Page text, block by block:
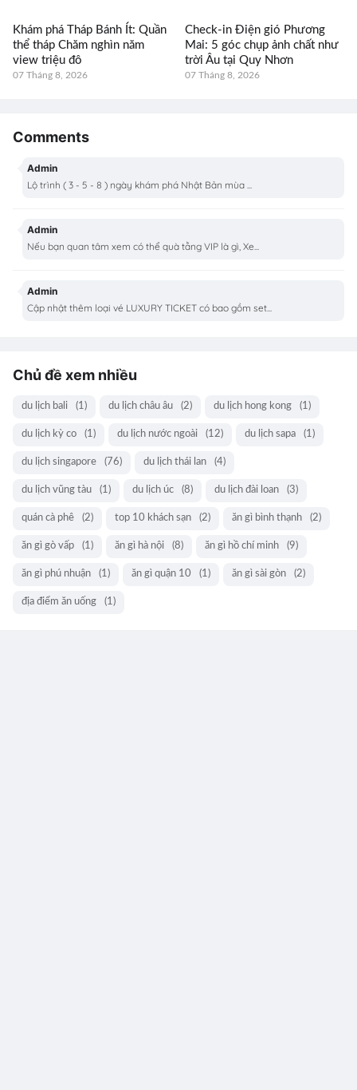
Khám phá Tháp Bánh Ít: Quần
thể tháp Chăm nghìn năm
view triệu đô
07 Tháng 8, 2026
Check-in Điện gió Phương
Mai: 5 góc chụp ảnh chất như
trời Âu tại Quy Nhơn
07 Tháng 8, 2026
Comments
Admin
Lộ trình ( 3 - 5 - 8 ) ngày khám phá Nhật Bản mùa ...
Admin
Nếu bạn quan tâm xem có thể quà tằng VIP là gì, Xe...
Admin
Cập nhật thêm loại vé LUXURY TICKET có bao gồm set...
Chủ đề xem nhiều
du lịch bali (1) du lịch châu âu (2) du lịch hong kong (1)
du lịch kỳ co (1) du lịch nước ngoài (12) du lịch sapa (1)
du lịch singapore (76) du lịch thái lan (4)
du lịch vũng tàu (1) du lịch úc (8) du lịch đài loan (3)
quán cà phê (2) top 10 khách sạn (2) ăn gì bình thạnh (2)
ăn gì gò vấp (1) ăn gì hà nội (8) ăn gì hồ chí minh (9)
ăn gì phú nhuận (1) ăn gì quận 10 (1) ăn gì sài gòn (2)
địa điểm ăn uống (1)